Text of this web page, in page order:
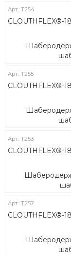
Арт.: Т254
CLOUTHFLEX®-
Арт.: Т255
CLOUTHFLEX®-
Арт.: Т253
CLOUTHFLEX®-
Арт.: Т257
CLOUTHFLEX®-